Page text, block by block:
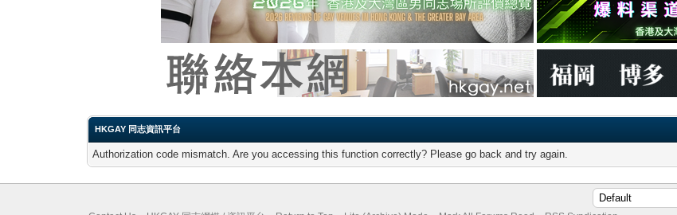
HKGAY 同志資訊平台
Authorization code mismatch. Are you accessing this function correctly? Please go back and try again.